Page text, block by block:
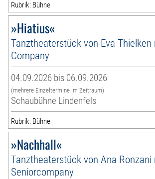
Rubrik: Bühne
»Hiatius«
Tanztheaterstück von Eva
Company
04.09.2026 bis 06.09.2026
(mehrere Einzeltermine im Zeitraum)
Schaubühne Lindenfels
Rubrik: Bühne
»Nachhall«
Tanztheaterstück von Ana Ronzani
Seniorcompany